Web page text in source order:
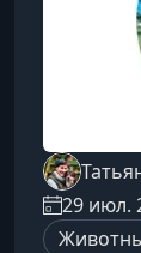
29 июл.